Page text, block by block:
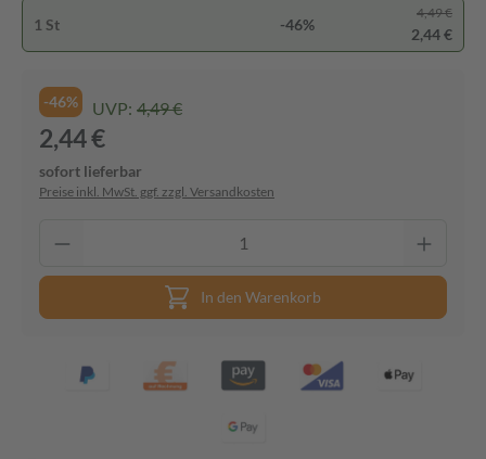
1 St -46%
4,49 €
2,44 €
-46% UVP: 4,49 €
2,44 €
sofort lieferbar
Preise inkl. MwSt. ggf. zzgl. Versandkosten
In den Warenkorb